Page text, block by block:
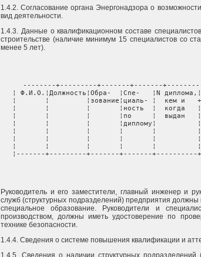
1.4.2. Согласование органа Энергонадзора о
вид деятельности.
1.4.3. Данные о квалификационном составе
строительстве (наличие минимум 15 специалистов со
менее 5 лет).
--------+---------+-------+-------
¦ Ф.И.О.¦Должность¦Обра-  ¦Спе-   ¦N диплома,¦
¦       ¦         ¦зование¦циаль- ¦  кем и
¦       ¦         ¦       ¦ность  ¦  когда
¦       ¦         ¦       ¦по     ¦  выдан   ¦
¦       ¦         ¦       ¦диплому¦          ¦
¦       ¦         ¦       ¦       ¦          ¦
¦       ¦         ¦       ¦       ¦          ¦
¦       ¦         ¦       ¦       ¦          ¦
¦-------+---------+-------+-------+----------
Руководитель и его заместители, главный инженер и
служб (структурных подразделений) предприятия
специальное образование. Руководители и
производством, должны иметь удостоверение по
технике безопасности.
1.4.4. Сведения о системе повышения квалификации и
1.4.5. Сведения о наличии структурных